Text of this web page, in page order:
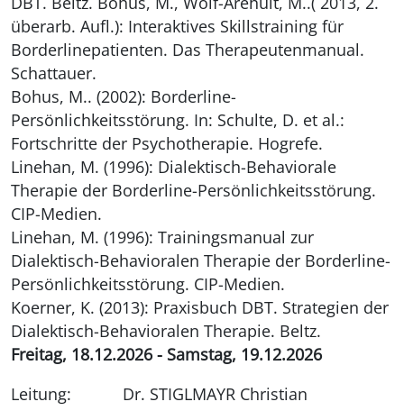
überarb. Aufl.): Interaktives Skillstraining für
Borderlinepatienten. Das Therapeutenmanual.
Schattauer.
Bohus, M.. (2002): Borderline-
Persönlichkeitsstörung. In: Schulte, D. et al.:
Fortschritte der Psychotherapie. Hogrefe.
Linehan, M. (1996): Dialektisch-Behaviorale
Therapie der Borderline-Persönlichkeitsstörung.
CIP-Medien.
Linehan, M. (1996): Trainingsmanual zur
Dialektisch-Behavioralen Therapie der Borderline-
Persönlichkeitsstörung. CIP-Medien.
Koerner, K. (2013): Praxisbuch DBT. Strategien der
Dialektisch-Behavioralen Therapie. Beltz.
Freitag, 18.12.2026 - Samstag, 19.12.2026
Leitung:
Dr. STIGLMAYR Christian